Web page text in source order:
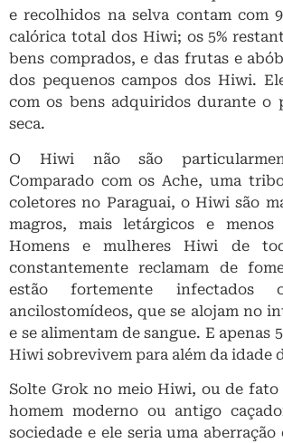
e recolhidos na selva contam com
calórica total dos Hiwi; os 5%
bens comprados, e das frutas e
dos pequenos campos dos Hiwi.
com os bens adquiridos durante o
seca.
O Hiwi não são
Comparado com os Ache, uma
coletores no Paraguai, o Hiwi são
magros, mais letárgicos e
Homens e mulheres Hiwi de
constantemente reclamam de
estão fortemente infectados
ancilostomídeos, que se alojam no
e se alimentam de sangue. E apenas
Hiwi sobrevivem para além da idade
Solte Grok no meio Hiwi, ou de
homem moderno ou antigo
sociedade e ele seria uma